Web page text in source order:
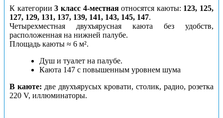
К категории3 класс 4-местнаяотносятся каюты: 123, 125,
127, 129, 131, 137, 139, 141, 143, 145, 147.
Четырехместная двухъярусная каюта без удобств,
расположенная на нижней палубе.
Площадь каюты ≈ 6 м².
Душ и туалет на палубе.
Каюта 147 с повышенным уровнем шума
В каюте: две двухъярусых кровати, столик, радио, розетка
220 V, иллюминаторы.